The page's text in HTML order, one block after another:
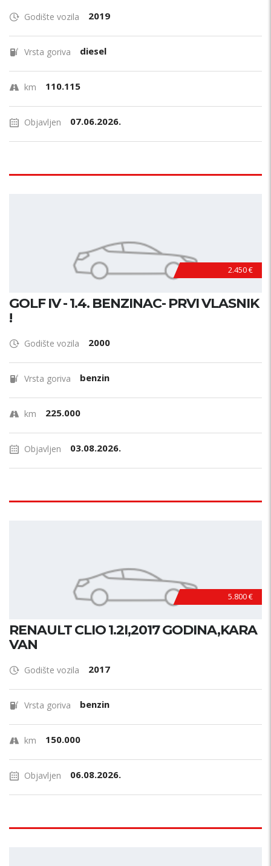
Godište vozila 2019
Vrsta goriva diesel
km 110.115
Objavljen 07.06.2026.
2.450 €
GOLF IV - 1.4. BENZINAC- PRVI VLASNIK
!
Godište vozila 2000
Vrsta goriva benzin
km 225.000
Objavljen 03.08.2026.
5.800 €
RENAULT CLIO 1.2I,2017 GODINA,KARA
VAN
Godište vozila 2017
Vrsta goriva benzin
km 150.000
Objavljen 06.08.2026.